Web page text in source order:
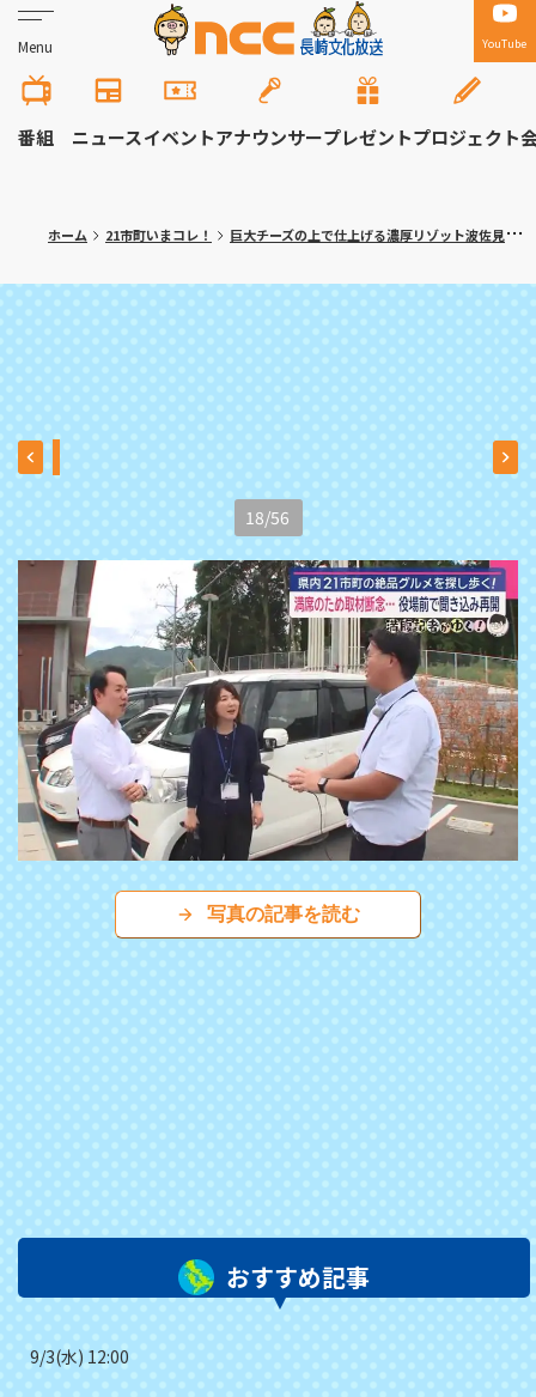
Menu YouTube
番組 ニュースイベントアナウンサープレゼントプロジェクト
ホーム 21市町いまコレ！ 巨大チーズの上で仕上げる濃厚リゾット波佐見町「ラ・セコンダ・カーザ」〈満腹記者がゆく⑬〉
18/56
写真の記事を読む
おすすめ記事
9/3(水) 12:00